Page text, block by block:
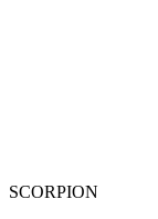
SCORPION